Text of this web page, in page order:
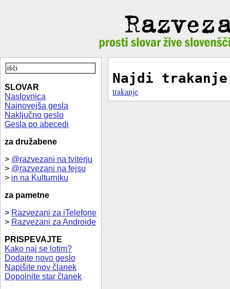
SLOVAR
Naslovnica
Najnovejša gesla
Naključno geslo
Gesla po abecedi
za družabene
> @razvezani na tviterju
> @razvezani na fejsu
> in na Kulturniku
za pametne
> Razvezani za iTelefone
> Razvezani za Androide
PRISPEVAJTE
Kako naj se lotim?
Dodajte novo geslo
Napišite nov članek
Dopolnite star članek
Najdi trakanje
trakanje